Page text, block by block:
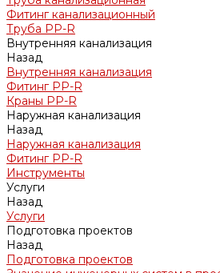
Фитинг канализационный
Труба PP-R
Внутренняя канализация
Назад
Внутренняя канализация
Фитинг PP-R
Краны PP-R
Наружная канализация
Назад
Наружная канализация
Фитинг PP-R
Инструменты
Услуги
Назад
Услуги
Подготовка проектов
Назад
Подготовка проектов